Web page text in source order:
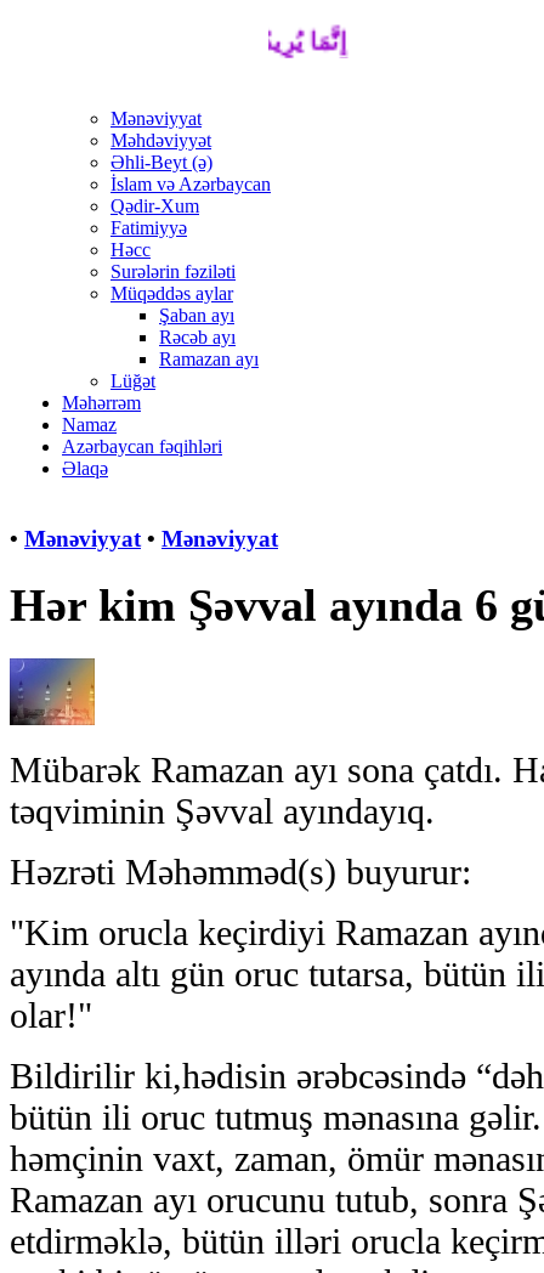
إِنَّمَا يُرِيدُ اللَّهُ لِيُذْهِبَ عَنْكُمُ
Mənəviyyat
Məhdəviyyət
Əhli-Beyt (ə)
İslam və Azərbaycan
Qədir-Xum
Fatimiyyə
Həcc
Surələrin fəziləti
Müqəddəs aylar
Şaban ayı
Rəcəb ayı
Ramazan ayı
Lüğət
Məhərrəm
Namaz
Azərbaycan fəqihləri
Əlaqə
• Mənəviyyat • Mənəviyyat
Hər kim Şəvval ayında 6
Mübarək Ramazan ayı sona çatdı.
təqviminin Şəvval ayındayıq.
Həzrəti Məhəmməd(s) buyurur:
"Kim orucla keçirdiyi Ramazan
ayında altı gün oruc tutarsa, bütün
olar!"
Bildirilir ki,hədisin ərəbcəsində
bütün ili oruc tutmuş mənasına
həmçinin vaxt, zaman, ömür
Ramazan ayı orucunu tutub, sonra
etdirməklə, bütün illəri orucla